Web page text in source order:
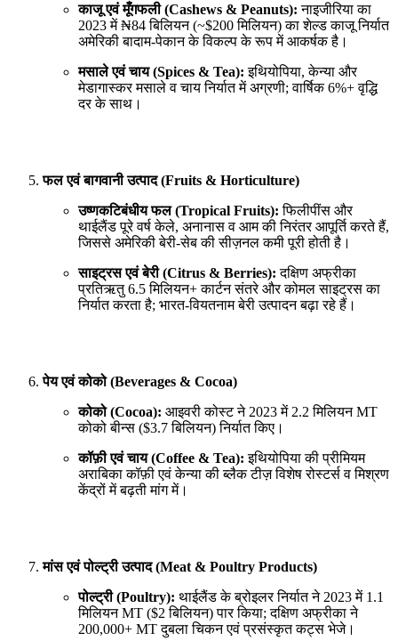
काजू एवं मूँगफली (Cashews & Peanuts): नाइजीरिया का
2023 में ₦84 बिलियन (~$200 मिलियन) का शेल्ड काजू निर्यात
अमेरिकी बादाम-पेकान के विकल्प के रूप में आकर्षक है।
मसाले एवं चाय (Spices & Tea): इथियोपिया, केन्या और
मेडागास्कर मसाले व चाय निर्यात में अग्रणी; वार्षिक 6%+ वृद्धि
दर के साथ।
फल एवं बागवानी उत्पाद (Fruits & Horticulture)
उष्णकटिबंधीय फल (Tropical Fruits): फिलीपींस और
थाईलैंड पूरे वर्ष केले, अनानास व आम की निरंतर आपूर्ति करते हैं,
जिससे अमेरिकी बेरी-सेब की सीज़नल कमी पूरी होती है।
साइट्रस एवं बेरी (Citrus & Berries): दक्षिण अफ्रीका
प्रतिऋतु 6.5 मिलियन+ कार्टन संतरे और कोमल साइट्रस का
निर्यात करता है; भारत-वियतनाम बेरी उत्पादन बढ़ा रहे हैं।
पेय एवं कोको (Beverages & Cocoa)
कोको (Cocoa): आइवरी कोस्ट ने 2023 में 2.2 मिलियन MT
कोको बीन्स ($3.7 बिलियन) निर्यात किए।
कॉफ़ी एवं चाय (Coffee & Tea): इथियोपिया की प्रीमियम
अराबिका कॉफ़ी एवं केन्या की ब्लैक टीज़ विशेष रोस्टर्स व मिश्रण
केंद्रों में बढ़ती मांग में।
मांस एवं पोल्ट्री उत्पाद (Meat & Poultry Products)
पोल्ट्री (Poultry): थाईलैंड के ब्रोइलर निर्यात ने 2023 में 1.1
मिलियन MT ($2 बिलियन) पार किया; दक्षिण अफ्रीका ने
200,000+ MT दुबला चिकन एवं प्रसंस्कृत कट्स भेजे।